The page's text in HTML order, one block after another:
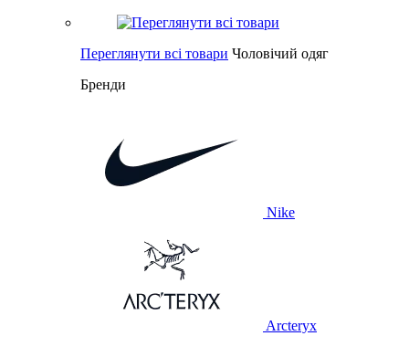
Переглянути всі товари Чоловічий одяг
Бренди
Nike
Arcteryx